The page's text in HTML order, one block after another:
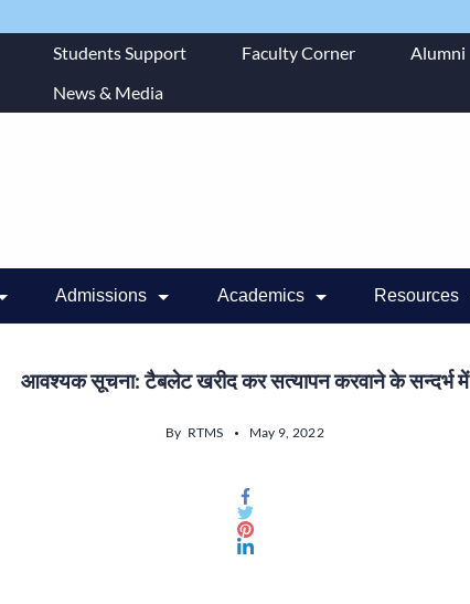
Students Support Faculty Corner Alumni
News & Media
Admissions Academics Resources
आवश्यक सूचना: टैबलेट खरीद कर सत्यापन करवाने के सन्दर्भ में
By RTMS May 9, 2022